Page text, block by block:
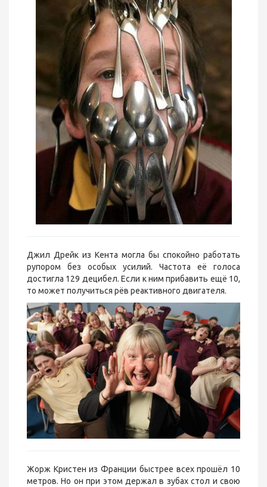
Джил Дрейк из Кента могла бы спокойно работать
рупором без особых усилий. Частота её голоса
достигла 129 децибел. Если к ним прибавить ещё 10,
то может получиться рёв реактивного двигателя.
Жорж Кристен из Франции быстрее всех прошёл 10
метров. Но он при этом держал в зубах стол и свою